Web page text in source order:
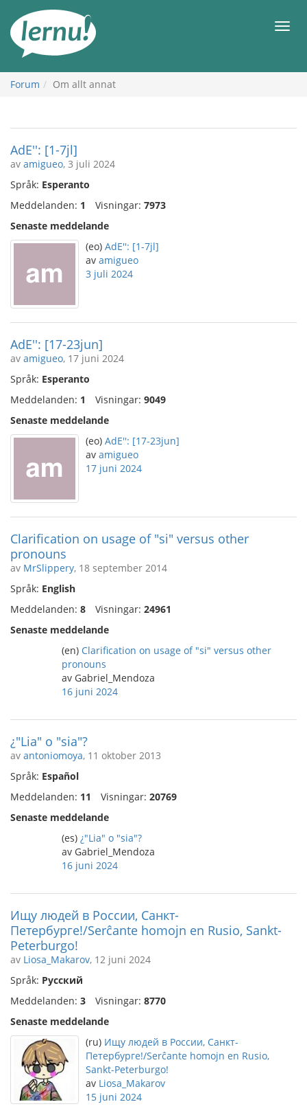
sidans
innehåll
Meny
Forum Om allt annat
AdE'': [1-7jl]
av amigueo, 3 juli 2024
Språk: Esperanto
Meddelanden: 1 Visningar: 7973
Senaste meddelande
(eo) AdE'': [1-7jl]
av amigueo
3 juli 2024
AdE'': [17-23jun]
av amigueo, 17 juni 2024
Språk: Esperanto
Meddelanden: 1 Visningar: 9049
Senaste meddelande
(eo) AdE'': [17-23jun]
av amigueo
17 juni 2024
Clarification on usage of "si" versus other
pronouns
av MrSlippery, 18 september 2014
Språk: English
Meddelanden: 8 Visningar: 24961
Senaste meddelande
(en) Clarification on usage of "si" versus other
pronouns
av Gabriel_Mendoza
16 juni 2024
¿"Lia" o "sia"?
av antoniomoya, 11 oktober 2013
Språk: Español
Meddelanden: 11 Visningar: 20769
Senaste meddelande
(es) ¿"Lia" o "sia"?
av Gabriel_Mendoza
16 juni 2024
Ищу людей в России, Санкт-
Петербурге!/Serĉante homojn en Rusio, Sankt-
Peterburgo!
av Liosa_Makarov, 12 juni 2024
Språk: Русский
Meddelanden: 3 Visningar: 8770
Senaste meddelande
(ru) Ищу людей в России, Санкт-
Петербурге!/Serĉante homojn en Rusio,
Sankt-Peterburgo!
av Liosa_Makarov
15 juni 2024